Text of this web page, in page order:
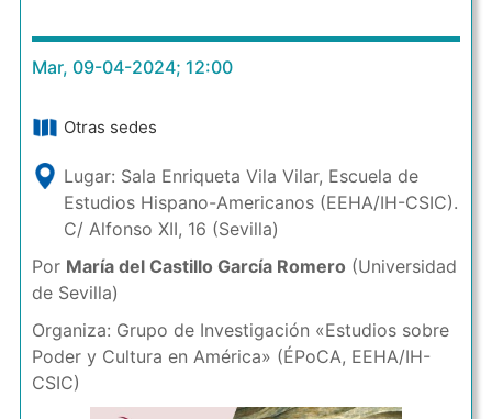
Mar, 09-04-2024; 12:00
Otras sedes
Lugar: Sala Enriqueta Vila Vilar, Escuela de
Estudios Hispano-Americanos (EEHA/IH-CSIC).
C/ Alfonso XII, 16 (Sevilla)
Por María del Castillo García Romero (Universidad
de Sevilla)
Organiza: Grupo de Investigación «Estudios sobre
Poder y Cultura en América» (ÉPoCA, EEHA/IH-
CSIC)